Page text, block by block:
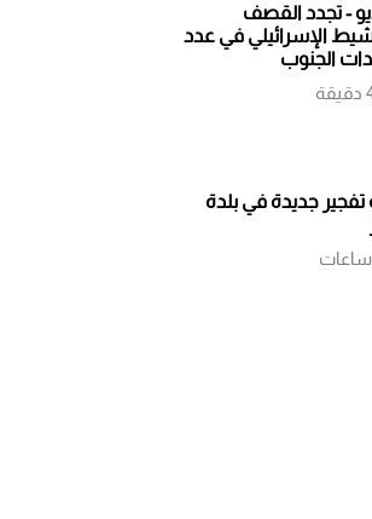
- تجدد القصف
الإسرائيلي في عدد
الجنوب
تفجير جديدة في بلدة